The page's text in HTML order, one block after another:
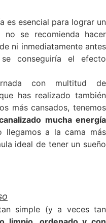
es esencial para lograr un
no se recomienda hacer
ni inmediatamente antes
conseguiría el efecto
con multitud de
has realizado también
más cansados, tenemos
mucha energía
llegamos a la cama más
ideal de tener un sueño
simple (y a veces tan